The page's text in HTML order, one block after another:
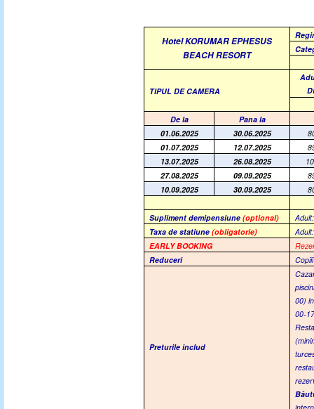
Hotel KORUMAR EPHESUS
BEACH RESORT
TIPUL DE CAMERA
De la
Pana la
01.06.2025
30.06.2025
01.07.2025
12.07.2025
13.07.2025
26.08.2025
27.08.2025
09.09.2025
10.09.2025
30.09.2025
Supliment demipensiune (optional)
Taxa de statiune (obligatorie)
EARLY BOOKING
Reduceri
Preturile includ
00)
00-